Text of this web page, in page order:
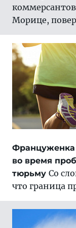
Морице,
Француженка
во время
тюрьму Со
что граница